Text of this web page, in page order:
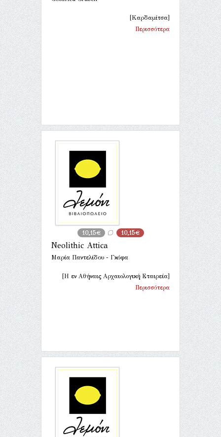
[Καρδαμίτσα]
Περισσότερα
10,15€ 10,15€
Neolithic Attica
Μαρία Παντελίδου - Γκόφα
[Η εν Αθήναις Αρχαιολογική Εταιρεία]
Περισσότερα